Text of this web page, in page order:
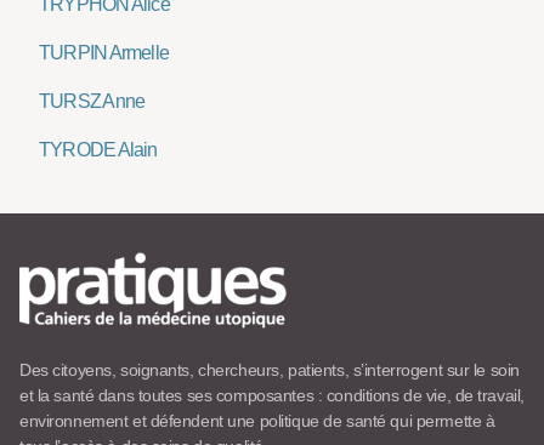
TRYPHON Alice
TURPIN Armelle
TURSZ Anne
TYRODE Alain
Des citoyens, soignants, chercheurs, patients, s’interrogent sur le soin
et la santé dans toutes ses composantes : conditions de vie, de travail,
environnement et défendent une politique de santé qui permette à